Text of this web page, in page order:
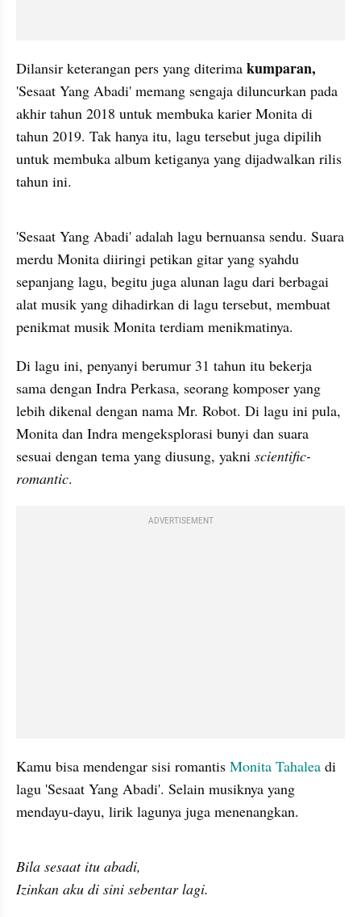
Dilansir keterangan pers yang diterima
'Sesaat Yang Abadi' memang sengaja diluncurkan pada
akhir tahun 2018 untuk membuka karier Monita di
tahun 2019. Tak hanya itu, lagu tersebut juga dipilih
untuk membuka album ketiganya yang dijadwalkan rilis
tahun ini.
'Sesaat Yang Abadi' adalah lagu bernuansa sendu. Suara
merdu Monita diiringi petikan gitar yang syahdu
sepanjang lagu, begitu juga alunan lagu dari berbagai
alat musik yang dihadirkan di lagu tersebut, membuat
penikmat musik Monita terdiam menikmatinya.
Di lagu ini, penyanyi berumur 31 tahun itu bekerja
sama dengan Indra Perkasa, seorang komposer yang
lebih dikenal dengan nama Mr. Robot. Di lagu ini pula,
Monita dan Indra mengeksplorasi bunyi dan suara
sesuai dengan tema yang diusung, yakni scientific-
romantic.
ADVERTISEMENT
Kamu bisa mendengar sisi romantis Monita Tahalea di
lagu 'Sesaat Yang Abadi'. Selain musiknya yang
mendayu-dayu, lirik lagunya juga menenangkan.
Bila sesaat itu abadi,
Izinkan aku di sini sebentar lagi.